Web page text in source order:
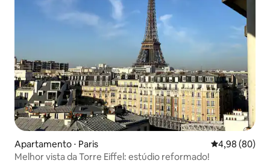
Apartamento ⋅ Paris 4,98 de uma
4,98 (80)
Melhor vista da Torre Eiffel: estúdio reformado!